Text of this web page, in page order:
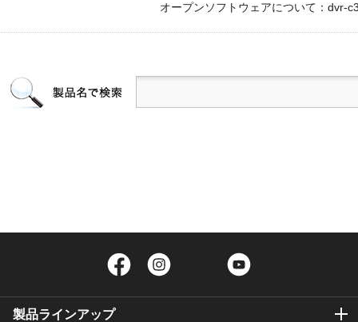
オープンソフトウェアについて：dvr-
Facebook Twitter
製品ラインアップ